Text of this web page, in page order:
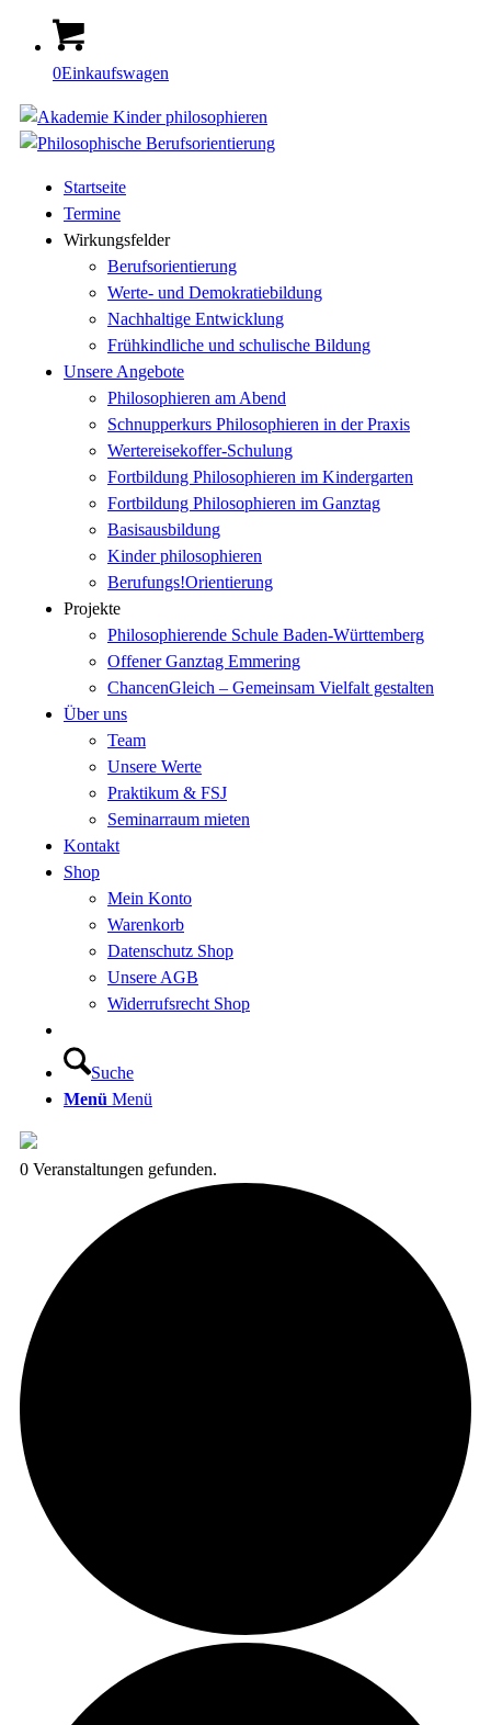
0Einkaufswagen
Startseite
Termine
Wirkungsfelder
Berufsorientierung
Werte- und Demokratiebildung
Nachhaltige Entwicklung
Frühkindliche und schulische Bildung
Unsere Angebote
Philosophieren am Abend
Schnupperkurs Philosophieren in der Praxis
Wertereisekoffer-Schulung
Fortbildung Philosophieren im Kindergarten
Fortbildung Philosophieren im Ganztag
Basisausbildung
Kinder philosophieren
Berufungs!Orientierung
Projekte
Philosophierende Schule Baden-Württemberg
Offener Ganztag Emmering
ChancenGleich – Gemeinsam Vielfalt gestalten
Über uns
Team
Unsere Werte
Praktikum & FSJ
Seminarraum mieten
Kontakt
Shop
Mein Konto
Warenkorb
Datenschutz Shop
Unsere AGB
Widerrufsrecht Shop
Suche
Menü Menü
0 Veranstaltungen gefunden.